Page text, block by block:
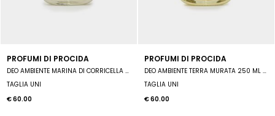
PROFUMI DI PROCIDA
DEO AMBIENTE MARINA DI CORRICELLA 250 ML COMPLETO DI MIDOLLINI
TAGLIA UNI
€ 60.00
PROFUMI DI PROCIDA
DEO AMBIENTE TERRA MURATA 250 ML COMPLERTO DI MIDOLLINI
TAGLIA UNI
€ 60.00